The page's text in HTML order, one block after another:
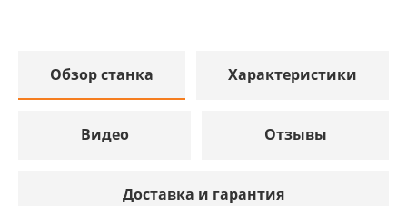
Обзор станка Характеристики
Видео Отзывы
Доставка и гарантия